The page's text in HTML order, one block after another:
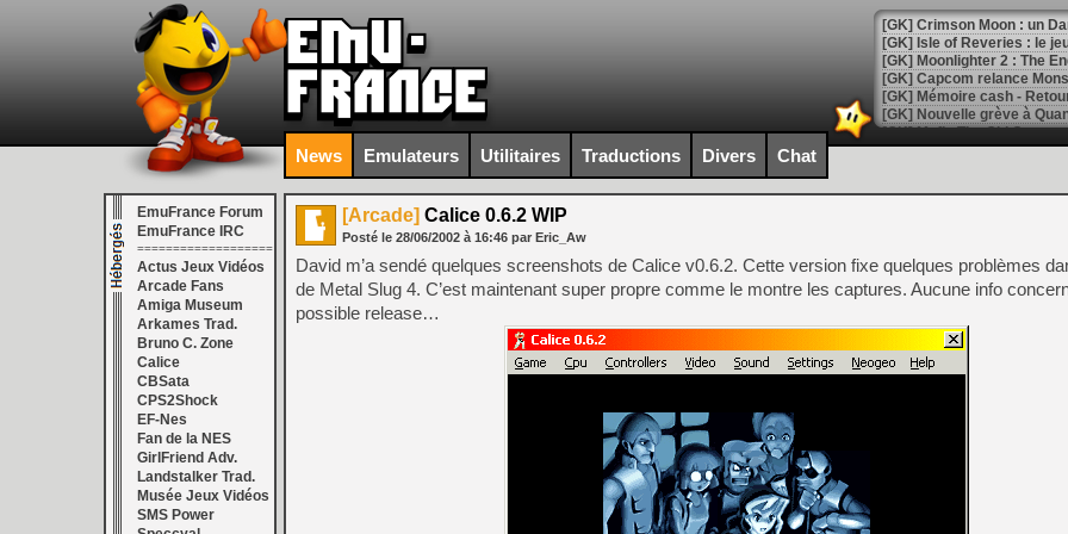
[GK] Crimson Moon : un
[GK] Isle of Reveries : le
[GK] Moonlighter 2 : The
[GK] Capcom relance
[Mo5] Deux inédits du
[GK] Le beat'em up The
[GK] Endless Legend 2 :
[LS] [PS5] Le WebKit
[GK] Oubliez Crazy Taxi,
[LS] [Switch] NSZ 5.0.0
[GK] No More Room in
[GK] Un chatbot Atelier
[GK] Mémoire cash -
[GK] Nvidia : le prix des
News Emulateurs Utilitaires Traductions Divers Chat
EmuFrance Forum
EmuFrance IRC
===================
Actus Jeux Vidéos
Arcade Fans
Amiga Museum
Arkames Trad.
Bruno C. Zone
Calice
CBSata
CPS2Shock
EF-Nes
Fan de la NES
GirlFriend Adv.
Landstalker Trad.
Musée Jeux Vidéos
SMS Power
[Arcade] Calice 0.6.2 WIP
Posté le 28/06/2002 à 16:46 par Eric_Aw
David m’a sendé quelques screenshots de Calice v0.6.2. Cette version fixe quelques problèmes
de Metal Slug 4. C’est maintenant super propre comme le montre les captures. Aucune info
possible release…